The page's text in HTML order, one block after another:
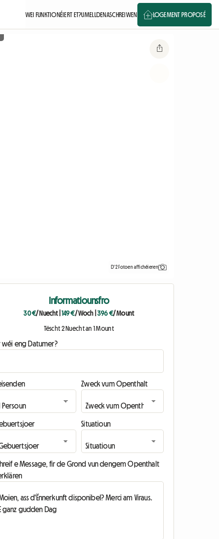
WEI FUNKTIONÉIERT ET?UMELLDENASCHREIWEN LOGEMENT PROPOSÉ
D'2 Fotoen affichéieren
Informatiounsfro
30 €/ Nuecht| 149 €/ Woch |396 €/ Mount
Tëscht 2 Nuecht an 1 Mount
wéi eng Datumer?
Zweck vum Openthalt
Situatioun
e Message, fir de Grond vun dengem Openthalt